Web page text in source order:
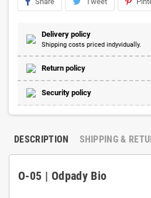
Delivery policy
Shipping costs priced indyvidually.
Return policy
Security policy
DESCRIPTION SHIPPING &
O-05 | Odpady Bio